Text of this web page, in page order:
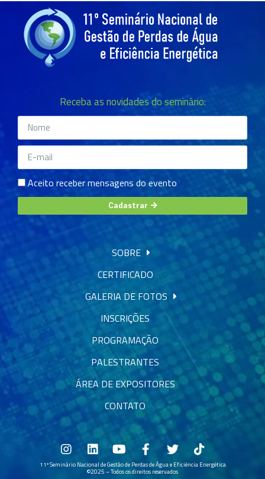
Receba as novidades do seminário:
Aceito receber mensagens do evento
Cadastrar
SOBRE
CERTIFICADO
GALERIA DE FOTOS
INSCRIÇÕES
PROGRAMAÇÃO
PALESTRANTES
ÁREA DE EXPOSITORES
CONTATO
11º Seminário Nacional de Gestão de Perdas de Água e Eficiência Energética
©2025 – Todos os direitos reservados